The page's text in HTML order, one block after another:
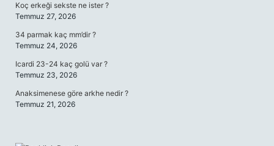
Koç erkeği sekste ne ister ?
Temmuz 27, 2026
34 parmak kaç mm’dir ?
Temmuz 24, 2026
Icardi 23-24 kaç golü var ?
Temmuz 23, 2026
Anaksimenese göre arkhe nedir ?
Temmuz 21, 2026